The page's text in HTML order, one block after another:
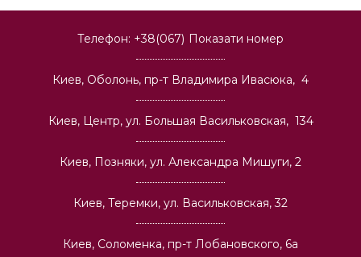
Телефон: +38(067) Показати номер
Киев, Оболонь, пр-т Владимира Ивасюка, 4
Киев, Центр, ул. Большая Васильковская, 134
Киев, Позняки, ул. Александра Мишуги, 2
Киев, Теремки, ул. Васильковская, 32
Киев, Соломенка, пр-т Лобановского, 6а